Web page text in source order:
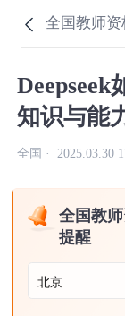
全国教师
知识与能
全国 · 2025.03.30
全国教
提醒
北京